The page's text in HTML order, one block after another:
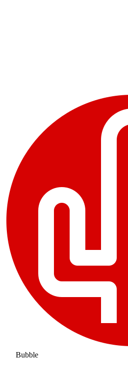
Bubble